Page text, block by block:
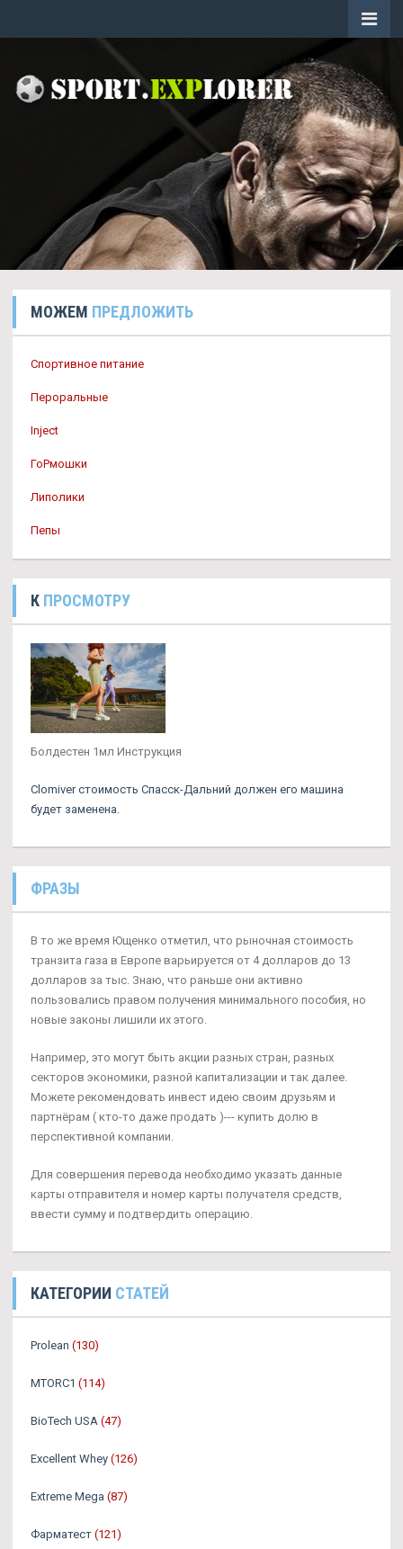
МОЖЕМ ПРЕДЛОЖИТЬ
Спортивное питание
Пероральные
Inject
ГоРмошки
Липолики
Пепы
К ПРОСМОТРУ
Болдестен 1мл Инструкция
Clomiver стоимость Спасск-Дальний должен его машина
будет заменена.
ФРАЗЫ
В то же время Ющенко отметил, что рыночная стоимость
транзита газа в Европе варьируется от 4 долларов до 13
долларов за тыс. Знаю, что раньше они активно
пользовались правом получения минимального пособия, но
новые законы лишили их этого.
Например, это могут быть акции разных стран, разных
секторов экономики, разной капитализации и так далее.
Можете рекомендовать инвест идею своим друзьям и
партнёрам ( кто-то даже продать )--- купить долю в
перспективной компании.
Для совершения перевода необходимо указать данные
карты отправителя и номер карты получателя средств,
ввести сумму и подтвердить операцию.
КАТЕГОРИИ СТАТЕЙ
Prolean (130)
MTORC1 (114)
BioTech USA (47)
Excellent Whey (126)
Extreme Mega (87)
Фарматест (121)